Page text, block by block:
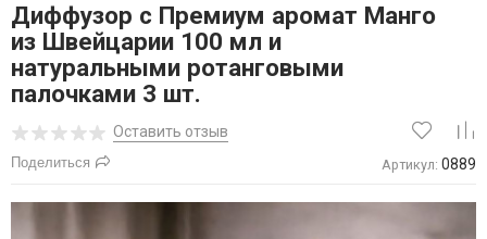
Диффузор с Премиум аромат Манго
из Швейцарии 100 мл и
натуральными ротанговыми
палочками 3 шт.
Оставить отзыв
Поделиться Артикул: 0889